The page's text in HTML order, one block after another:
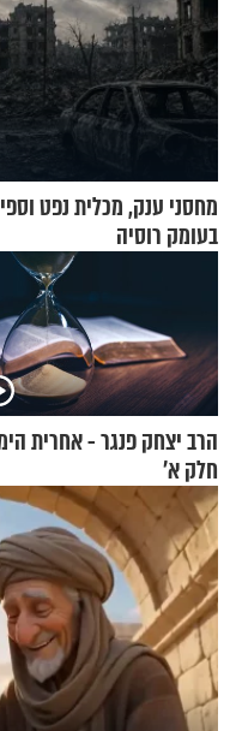
מחסני ענק, מכלית נפט
בעומק רוסיה
הרב יצחק פנגר - אחרית
חלק א’